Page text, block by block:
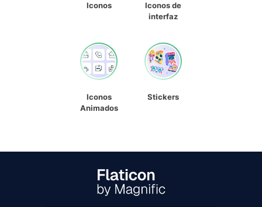
Iconos
Iconos de
interfaz
Iconos
Animados
Stickers